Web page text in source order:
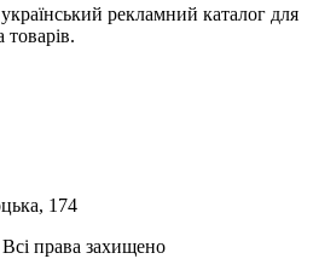
рекламний каталог для
товарів.
174
права захищено